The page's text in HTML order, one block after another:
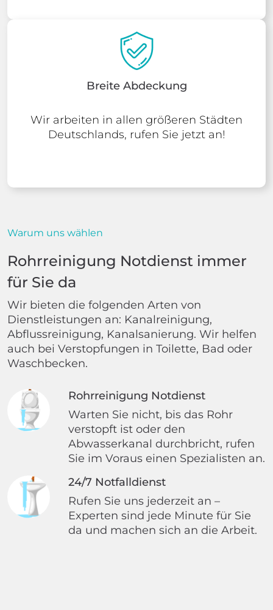
Breite Abdeckung
Wir arbeiten in allen größeren Städten
Deutschlands, rufen Sie jetzt an!
Warum uns wählen
Rohrreinigung Notdienst immer
für Sie da
Wir bieten die folgenden Arten von
Dienstleistungen an: Kanalreinigung,
Abflussreinigung, Kanalsanierung. Wir helfen
auch bei Verstopfungen in Toilette, Bad oder
Waschbecken.
Rohrreinigung Notdienst
Warten Sie nicht, bis das Rohr
verstopft ist oder den
Abwasserkanal durchbricht, rufen
Sie im Voraus einen Spezialisten an.
24/7 Notfalldienst
Rufen Sie uns jederzeit an –
Experten sind jede Minute für Sie
da und machen sich an die Arbeit.